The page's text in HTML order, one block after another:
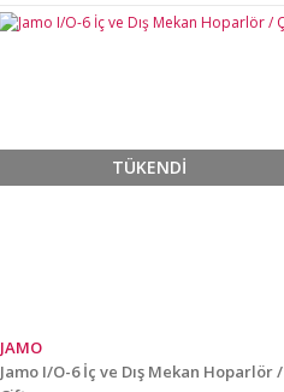
TÜKENDİ
JAMO
Jamo I/O-6 İç ve Dış Mekan Hoparlör /